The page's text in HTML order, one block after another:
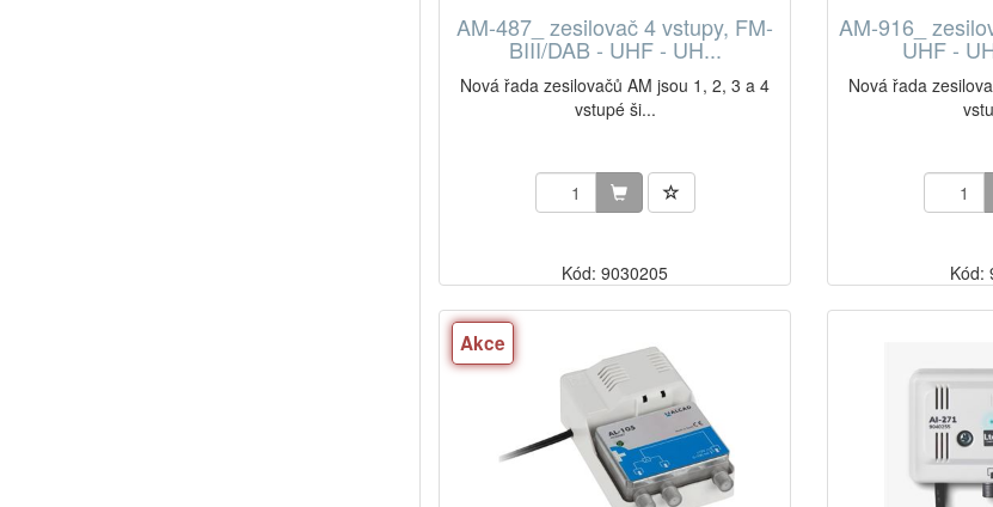
AM-487_ zesilovač 4 vstupy, FM-
BIII/DAB - UHF - UH...
Nová řada zesilovačů AM jsou 1, 2, 3 a 4
vstupé ši...
Kód: 9030205
AM-916_
UHF -
Nová řada
Kód:
Akce